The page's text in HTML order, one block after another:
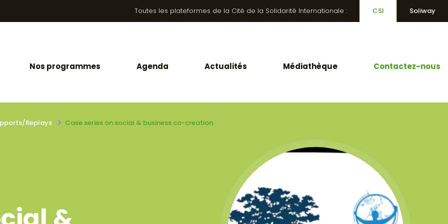
Toutes les plateformes de la Cité de la Solidarité Internationale : CSI Soliway
Nos programmes Agenda Actualités Médiathèque Contactez-nous
Replays Case series on social & business co-creation